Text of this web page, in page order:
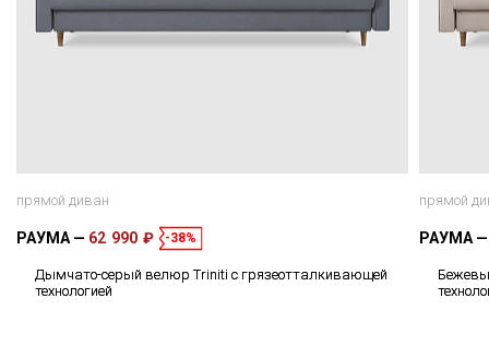
прямой диван
РАУМА 62 990 ₽ -38%
Дымчато-серый велюр Triniti с грязеотталкивающей
технологией
прямой
РАУМА